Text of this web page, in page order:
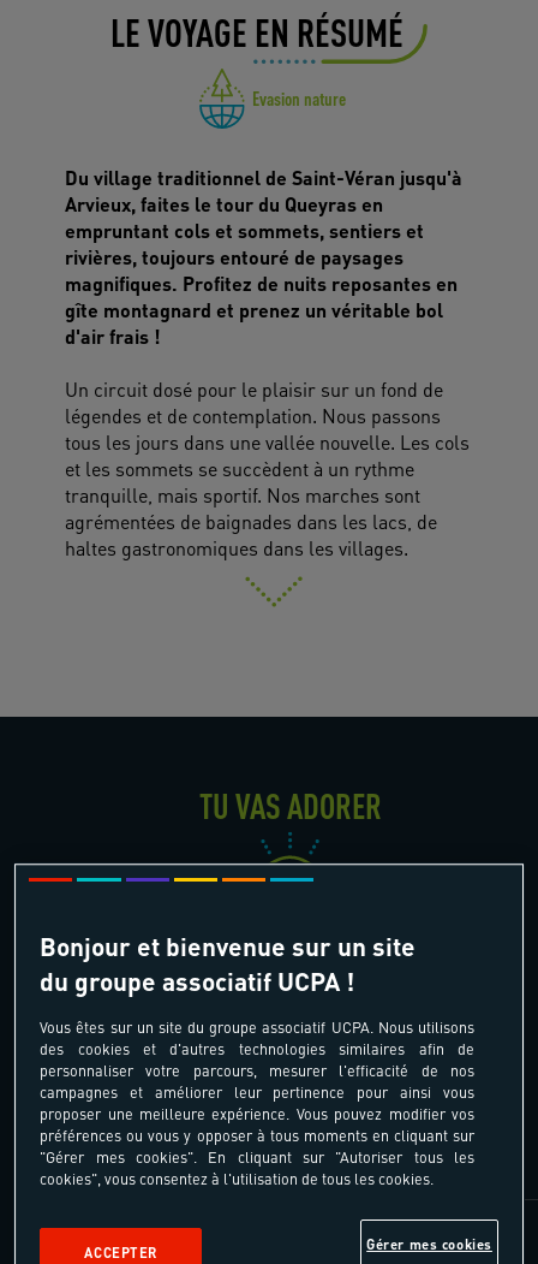
LE VOYAGE EN RÉSUMÉ
Evasion nature
Du village traditionnel de Saint-Véran jusqu'à
Arvieux, faites le tour du Queyras en
empruntant cols et sommets, sentiers et
rivières, toujours entouré de paysages
magnifiques. Profitez de nuits reposantes en
gîte montagnard et prenez un véritable bol
d'air frais !
Un circuit dosé pour le plaisir sur un fond de
légendes et de contemplation. Nous passons
tous les jours dans une vallée nouvelle. Les cols
et les sommets se succèdent à un rythme
tranquille, mais sportif. Nos marches sont
agrémentées de baignades dans les lacs, de
haltes gastronomiques dans les villages.
TU VAS ADORER
Entre génépi et mélèzes
Montagne du soleil... fraîcheur et douceur
des sentiers
Accompagnateur des Hautes Alpes
Entre lacs et sommets élancés les sentiers
oubliés nous entraînent
Bonjour et bienvenue sur un site
du groupe associatif UCPA !
Vous êtes sur un site du groupe associatif UCPA. Nous utilisons
des cookies et d'autres technologies similaires afin de
personnaliser votre parcours, mesurer l'efficacité de nos
campagnes et améliorer leur pertinence pour ainsi vous
proposer une meilleure expérience. Vous pouvez modifier vos
préférences ou vous y opposer à tous moments en cliquant sur
"Gérer mes cookies". En cliquant sur "Autoriser tous les
cookies", vous consentez à l'utilisation de tous les cookies.
Gérer mes cookies
ACCEPTER